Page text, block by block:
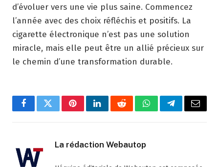
d’évoluer vers une vie plus saine. Commencez
l’année avec des choix réfléchis et positifs. La
cigarette électronique n’est pas une solution
miracle, mais elle peut être un allié précieux sur
le chemin d’une transformation durable.
FacebookTwitterPinterestLinkedInRedditWhatsAppTelegramEmail
La rédaction Webautop